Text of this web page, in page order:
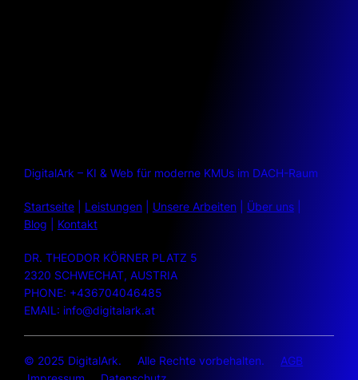
DigitalArk – KI & Web für moderne KMUs im DACH-Raum
© 2025 DigitalArk. Alle Rechte vorbehalten. AGB
Startseite| Leistungen| Unsere Arbeiten Über uns|
Blog
Kontakt
DR. THEODOR KÖRNER PLATZ 5
2320 SCHWECHAT, AUSTRIA
PHONE: +436704046485
EMAIL: info@digitalark.at